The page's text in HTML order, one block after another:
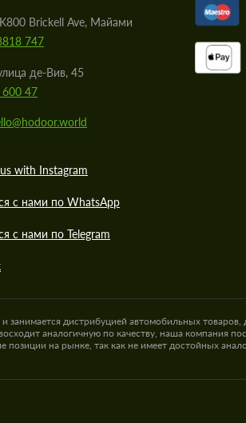
Brickell Ave, Майами
747
де-Вив, 45
47
with Instagram
с нами по WhatsApp
с нами по Telegram
занимается дистрибуцией автомобильных
аналогичную по качеству, наша компания
позиции на рынке, так как не имеет достойных